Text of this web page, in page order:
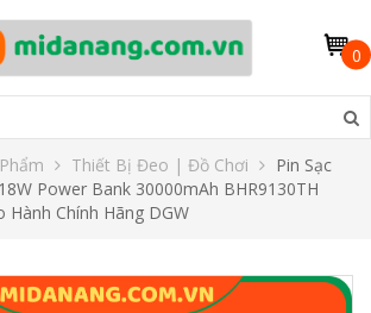
0
Thiết Bị Đeo | Đồ Chơi
Pin Sạc
Power Bank 30000mAh BHR9130TH
Hành Chính Hãng DGW